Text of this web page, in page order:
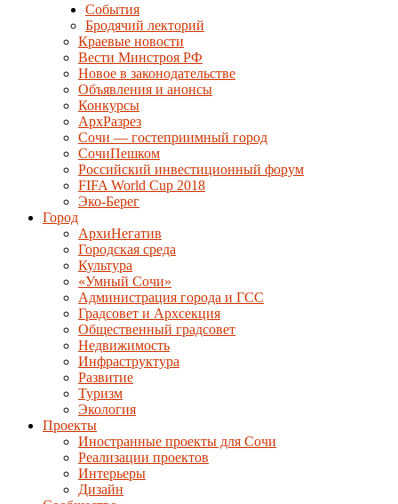
События
Бродячий лекторий
Краевые новости
Вести Минстроя РФ
Новое в законодательстве
Объявления и анонсы
Конкурсы
АрхРазрез
Сочи — гостеприимный город
СочиПешком
Российский инвестиционный форум
FIFA World Cup 2018
Эко-Берег
Город
АрхиНегатив
Городская среда
Культура
«Умный Сочи»
Администрация города и ГСС
Градсовет и Архсекция
Общественный градсовет
Недвижимость
Инфраструктура
Развитие
Туризм
Экология
Проекты
Иностранные проекты для Сочи
Реализации проектов
Интерьеры
Дизайн